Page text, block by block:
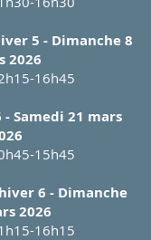
5 - Dimanche 8
2026
16h45
Samedi 21 mars
15h45
6 - Dimanche
2026
16h15